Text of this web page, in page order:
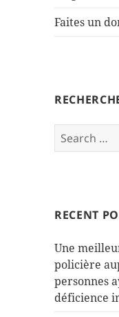
Faites un
Search
for:
RECENT
Une
policière
personnes
déficience